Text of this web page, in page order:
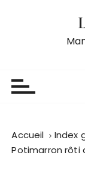
Accueil
Index
Potimarron rôti